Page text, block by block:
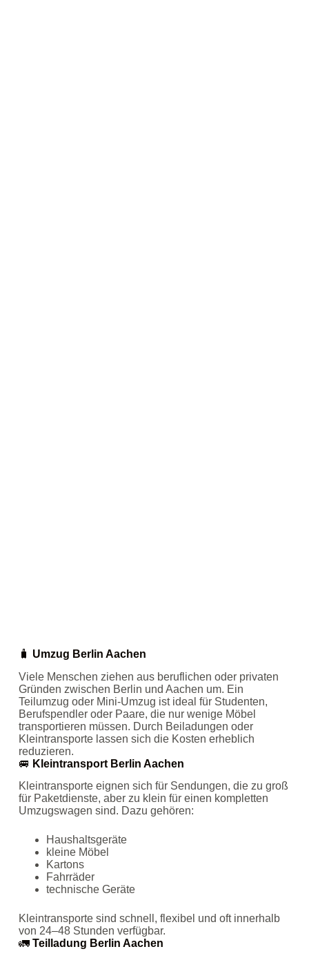
🧳 Umzug Berlin Aachen
Viele Menschen ziehen aus beruflichen oder privaten
Gründen zwischen Berlin und Aachen um. Ein
Teilumzug oder Mini‑Umzug ist ideal für Studenten,
Berufspendler oder Paare, die nur wenige Möbel
transportieren müssen. Durch Beiladungen oder
Kleintransporte lassen sich die Kosten erheblich
reduzieren.
🚐 Kleintransport Berlin Aachen
Kleintransporte eignen sich für Sendungen, die zu groß
für Paketdienste, aber zu klein für einen kompletten
Umzugswagen sind. Dazu gehören:
Haushaltsgeräte
kleine Möbel
Kartons
Fahrräder
technische Geräte
Kleintransporte sind schnell, flexibel und oft innerhalb
von 24–48 Stunden verfügbar.
🚛 Teilladung Berlin Aachen